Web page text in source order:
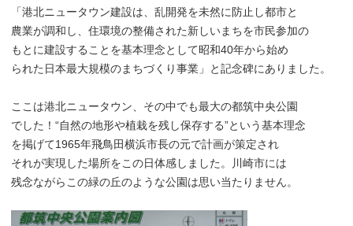
「港北ニュータウン建設は、乱開発を未然に防止し都市と
農業が調和し、住環境の整備された新しいまちを市民参加の
もとに建設することを基本理念として昭和40年から始め
られた日本最大規模のまちづくり事業」と記念碑にありました。
ここは港北ニュータウン、その中でも最大の都筑中央公園
でした！“自然の地形や植栽を残し保存する”という基本理念
を掲げて1965年飛鳥田横浜市長の元で計画が策定され
それが実現した場所をこの日体感しました。川崎市には
残念ながらこの緑の丘のような公園は思い当たりません。